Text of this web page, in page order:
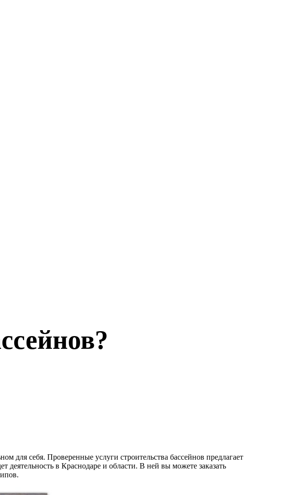
для себя. Проверенные услуги строительства бассейнов предлагает
деятельность в Краснодаре и области. В ней вы можете заказать